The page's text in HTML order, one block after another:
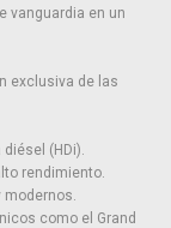
vanguardia en un
exclusiva de las
(HDi).
rendimiento.
modernos.
como el Grand